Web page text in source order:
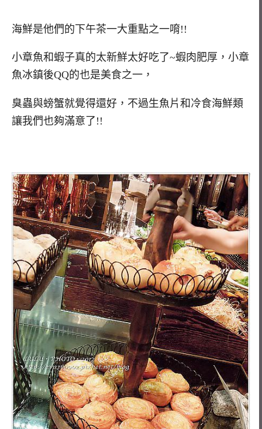
海鮮是他們的下午茶一大重點之一唷!!
小章魚和蝦子真的太新鮮太好吃了~蝦肉肥厚，小章
魚冰鎮後QQ的也是美食之一，
臭蟲與螃蟹就覺得還好，不過生魚片和冷食海鮮類
讓我們也夠滿意了!!